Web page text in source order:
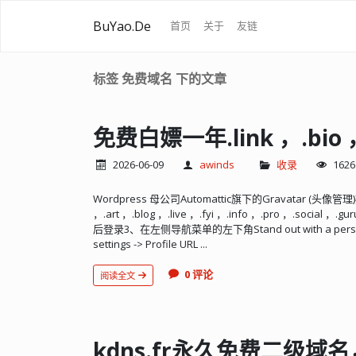
BuYao.De 首页 关于 友链
标签 免费域名 下的文章
免费白嫖一年.link ，.bio
2026-06-09 awinds 收录 1626
Wordpress 母公司Automattic旗下的Gravatar (头像管
，.art ，.blog ，.live ，.fyi ，.info ，.pro ，.social ，
后登录3、在左侧导航菜单的左下角Stand out with a
settings -> Profile URL ...
阅读全文 0 评论